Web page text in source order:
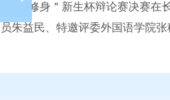
明修身＂新生杯辩论赛决赛在
朱益民、特邀评委外国语学院